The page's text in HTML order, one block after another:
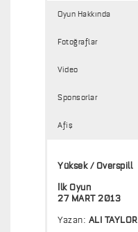
Oyun Hakkında
Fotoğraflar
Video
Sponsorlar
Afiş
Yüksek / Overspill
İlk Oyun
27 MART 2013
Yazan: ALI TAYLOR